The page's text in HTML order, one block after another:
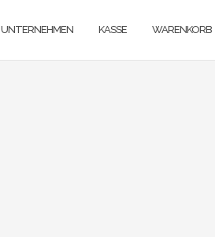
UNTERNEHMEN KASSE WARENKORB